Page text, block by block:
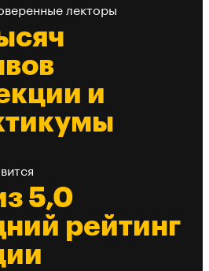
лекторы
и
5,0
рейтинг